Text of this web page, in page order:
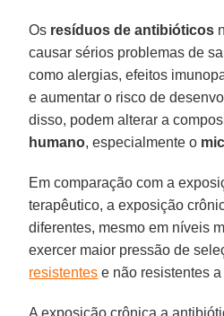
Os resíduos de antibióticos
causar sérios problemas de
como alergias, efeitos
e aumentar o risco de
disso, podem alterar a
humano, especialmente o
Em comparação com a
terapêutico, a exposição
diferentes, mesmo em níveis
exercer maior pressão de
resistentes e não resistentes
A exposição crônica a